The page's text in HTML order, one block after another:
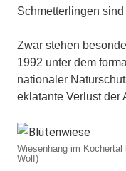
Schmetterlingen
Zwar stehen
1992 unter dem
nationaler
eklatante Verlust der
Wiesenhang im Kochertal
Wolf)